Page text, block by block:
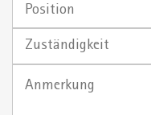
Zuständigkeit